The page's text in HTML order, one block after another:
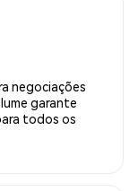
negociações
garante
todos os